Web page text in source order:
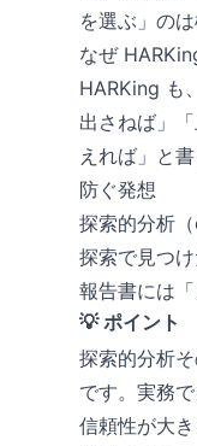
を選ぶ」の
なぜ
HARKing も
出さねば」
えれば」と
防ぐ発想
探索的分析
探索で見つ
報告書には
💡 ポイント
探索的分析
です。実務
信頼性が大き